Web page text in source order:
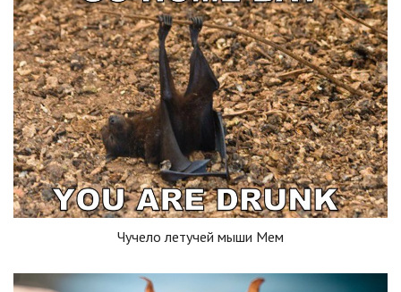
Чучело летучей мыши Мем